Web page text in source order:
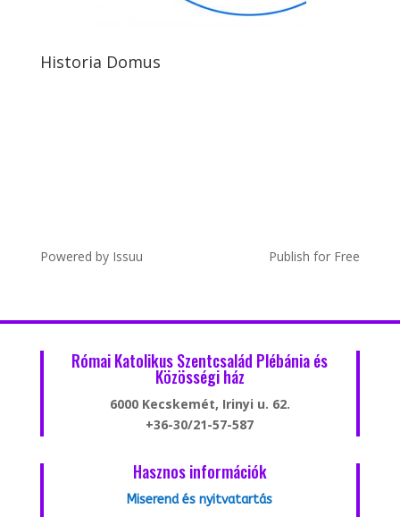
Historia Domus
Powered by Issuu Publish for Free
Római Katolikus Szentcsalád Plébánia és
Közösségi ház
6000 Kecskemét, Irinyi u. 62.
+36-30/21-57-587
Hasznos információk
Miserend és nyitvatartás